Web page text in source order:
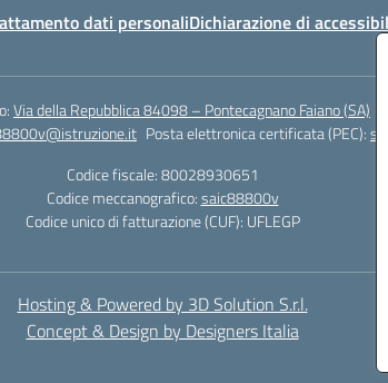
dati personaliDichiarazione di
Via della Repubblica 84098 – Pontecagnano Faiano (SA)
Posta elettronica certificata (PEC):
Codice fiscale: 80028930651
Codice meccanografico:saic88800v
Codice unico di fatturazione (CUF): UFLEGP
Hosting & Powered by 3D Solution S.r.l.
Concept & Design by Designers Italia